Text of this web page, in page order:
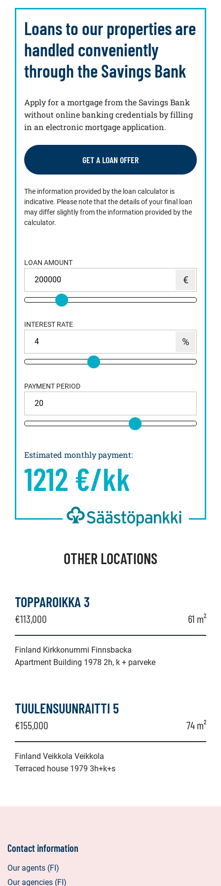
Loans to our properties are
handled conveniently
through the Savings Bank
Apply for a mortgage from the Savings Bank
without online banking credentials by filling
in an electronic mortgage application.
GET A LOAN OFFER
The information provided by the loan calculator is
indicative. Please note that the details of your final loan
may differ slightly from the information provided by the
calculator.
LOAN AMOUNT
INTEREST RATE
PAYMENT PERIOD
Estimated monthly payment:
1212 €/kk
OTHER LOCATIONS
TOPPAROIKKA 3
€113,000 61 m²
Finland Kirkkonummi Finnsbacka
Apartment Building 1978 2h, k + parveke
TUULENSUUNRAITTI 5
€155,000 74 m²
Finland Veikkola Veikkola
Terraced house 1979 3h+k+s
Contact information
Our agents (FI)
Our agencies (FI)